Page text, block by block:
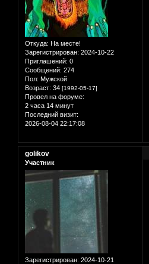
Откуда: На месте!
Зарегистрирован: 2024-10-22
Приглашений: 0
Сообщений: 274
Пол: Мужской
Возраст: 34 [1992-05-17]
Провел на форуме:
2 часа 14 минут
Последний визит:
2026-08-04 22:17:08
golikov
Участник
Зарегистрирован: 2024-10-21